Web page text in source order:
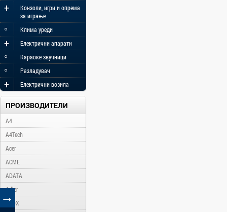
Конзоли, игри и опрема
за играње
+
Клима уреди
◦
Електрични апарати
+
Караоке звучници
◦
Разладувач
◦
Електрични возила
+
ПРОИЗВОДИТЕЛИ
A4
A4Tech
Acer
ACME
ADATA
Adler
AFOX
→